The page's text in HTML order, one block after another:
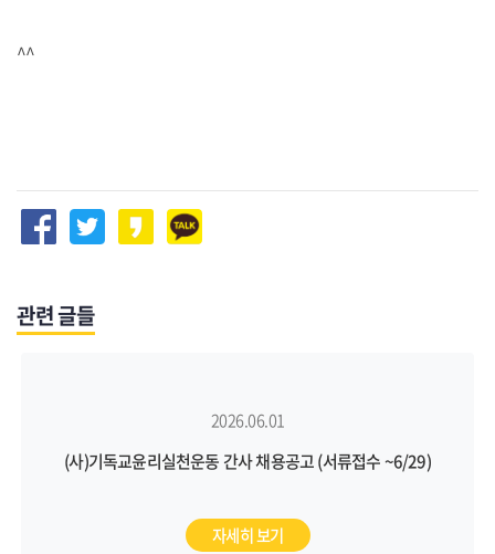
^^
관련 글들
2026.06.01
(사)기독교윤리실천운동 간사 채용공고 (서류접수 ~6/29)
자세히 보기